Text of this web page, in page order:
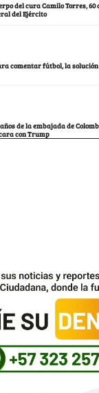
del cura Camilo Torres, 60
del Ejército
comentar fútbol, la
de la embajada de
con Trump